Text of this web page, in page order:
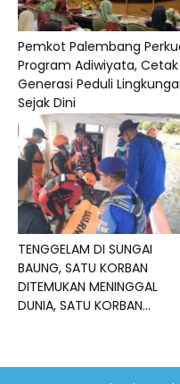
Pemkot Palembang
Program Adiwiyata, Cetak
Generasi Peduli
Sejak Dini
TENGGELAM DI SUNGAI
BAUNG, SATU KORBAN
DITEMUKAN MENINGGAL
DUNIA, SATU KORBAN...